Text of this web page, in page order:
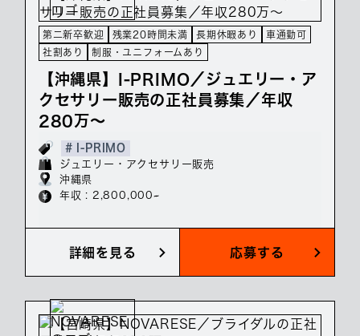
第二新卒歓迎 残業20時間未満 長期休暇あり
車通勤可
社割あり
制服・ユニフォームあり
【沖縄県】I-PRIMO／ジュエリー・ア
クセサリー販売の正社員募集／年収
280万～
# I-PRIMO
ジュエリー・アクセサリー販売
沖縄県
年収 : 2,800,000~
詳細を見る 応募する